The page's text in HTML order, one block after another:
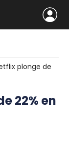
plonge de
22% en